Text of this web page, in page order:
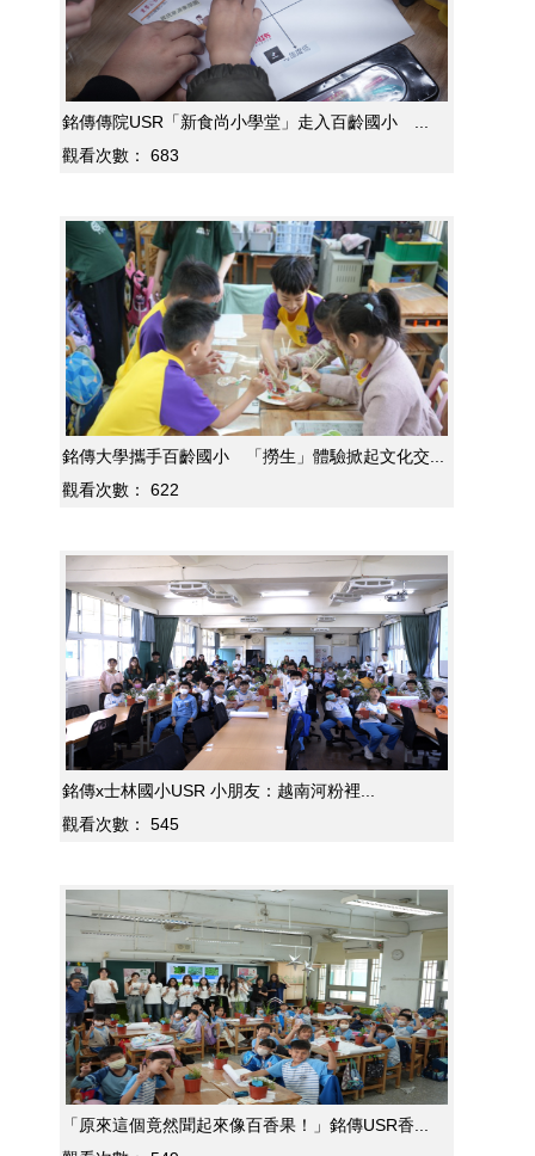
銘傳傳院USR「新食尚小學堂」走入百齡國小 ...
觀看次數：
683
銘傳大學攜手百齡國小 「撈生」體驗掀起文化交...
觀看次數：
622
銘傳x士林國小USR 小朋友：越南河粉裡...
觀看次數：
545
「原來這個竟然聞起來像百香果！」銘傳USR香...